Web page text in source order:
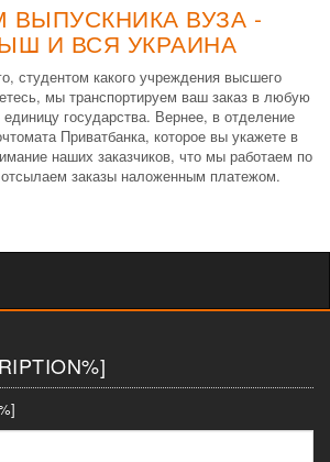
ВЫПУСКНИКА ВУЗА -
И ВСЯ УКРАИНА
студентом какого учреждения высшего
мы транспортируем ваш заказ в любую
государства. Вернее, в отделение
Приватбанка, которое вы укажете в
наших заказчиков, что мы работаем по
заказы наложенным платежом.